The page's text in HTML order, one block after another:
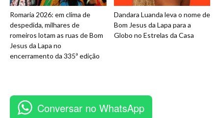
Romaria 2026: em clima de
despedida, milhares de
romeiros lotam as ruas de Bom
Jesus da Lapa no
encerramento da 335ª edição
Dandara Luanda leva o nome de
Bom Jesus da Lapa para a
Globo no Estrelas da Casa
Conversar no WhatsApp